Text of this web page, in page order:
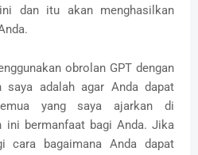
dan itu akan menghasilkan
obrolan GPT dengan
saya adalah agar Anda dapat
yang saya ajarkan di
ini bermanfaat bagi Anda. Jika
cara bagaimana Anda dapat